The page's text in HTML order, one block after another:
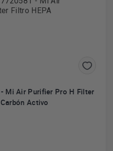
Mi Air Purifier Pro H Filter
Activo